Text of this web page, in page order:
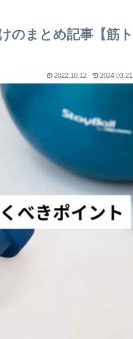
のまとめ記事【筋ト
2022.10.12 2024.03.21